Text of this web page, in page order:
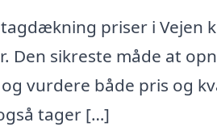
priser i
Den sikreste måde at
vurdere både pris og
tager […]